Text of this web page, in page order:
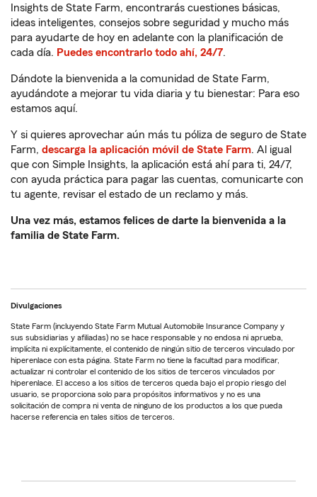
Insights de State Farm, encontrarás cuestiones básicas,
ideas inteligentes, consejos sobre seguridad y mucho más
para ayudarte de hoy en adelante con la planificación de
cada día. Puedes encontrarlo todo ahí, 24/7.
Dándote la bienvenida a la comunidad de State Farm,
ayudándote a mejorar tu vida diaria y tu bienestar: Para eso
estamos aquí.
Y si quieres aprovechar aún más tu póliza de seguro de State
Farm, descarga la aplicación móvil de State Farm. Al igual
que con Simple Insights, la aplicación está ahí para ti, 24/7,
con ayuda práctica para pagar las cuentas, comunicarte con
tu agente, revisar el estado de un reclamo y más.
Una vez más, estamos felices de darte la bienvenida a la
familia de State Farm.
Divulgaciones
State Farm (incluyendo State Farm Mutual Automobile Insurance Company y
sus subsidiarias y afiliadas) no se hace responsable y no endosa ni aprueba,
implícita ni explícitamente, el contenido de ningún sitio de terceros vinculado por
hiperenlace con esta página. State Farm no tiene la facultad para modificar,
actualizar ni controlar el contenido de los sitios de terceros vinculados por
hiperenlace. El acceso a los sitios de terceros queda bajo el propio riesgo del
usuario, se proporciona solo para propósitos informativos y no es una
solicitación de compra ni venta de ninguno de los productos a los que pueda
hacerse referencia en tales sitios de terceros.